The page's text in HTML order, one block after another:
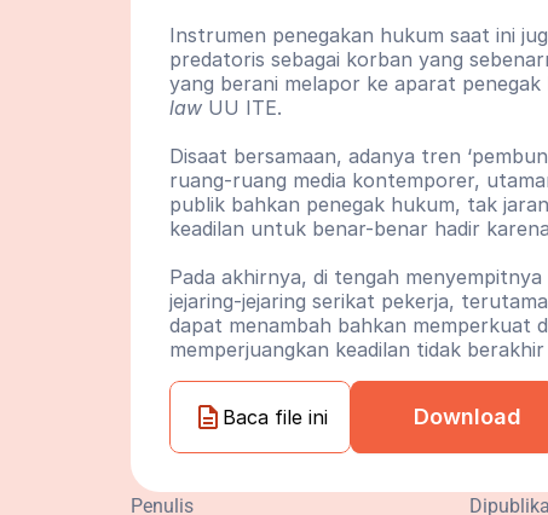
Instrumen penegakan hukum saat ini
predatoris sebagai korban yang
yang berani melapor ke aparat
law UU ITE.
Disaat bersamaan, adanya tren
ruang-ruang media kontemporer,
publik bahkan penegak hukum, tak
keadilan untuk benar-benar hadir
Pada akhirnya, di tengah
jejaring-jejaring serikat pekerja,
dapat menambah bahkan memperkuat
memperjuangkan keadilan tidak berakhir
Baca file ini Download
Penulis